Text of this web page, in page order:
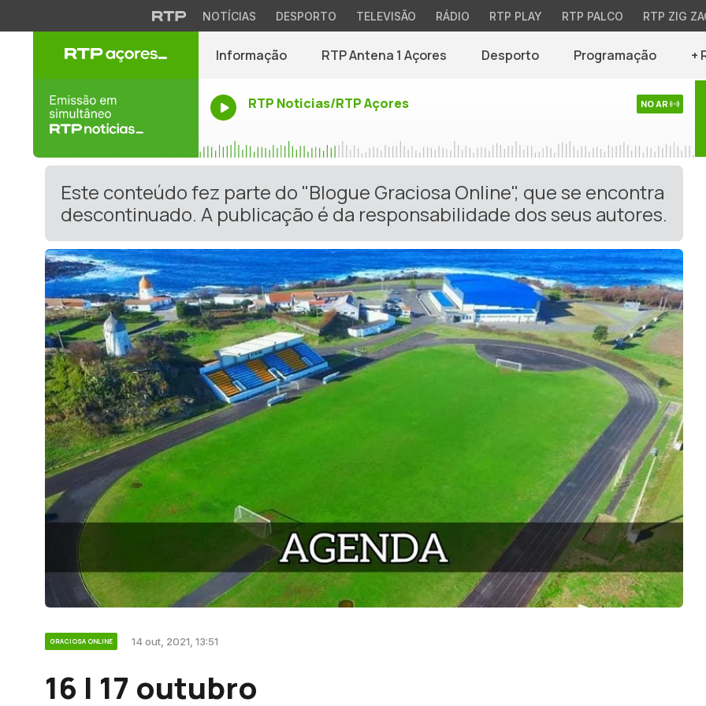
NOTÍCIAS DESPORTO TELEVISÃO RÁDIO RTP PLAY RTP PALCO RTP ZIG
Informação RTP Antena 1 Açores Desporto Programação +
RTP Noticias/RTP Açores NO AR
Este conteúdo fez parte do "Blogue Graciosa Online", que se encontra
descontinuado. A publicação é da responsabilidade dos seus autores.
GRACIOSA ONLINE 14 out, 2021, 13:51
16 | 17 outubro